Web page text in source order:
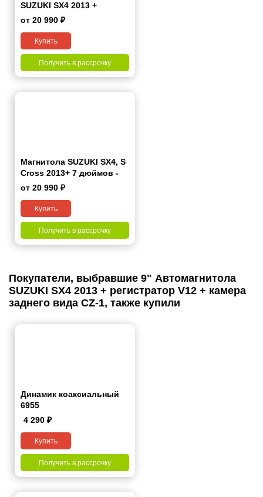
SUZUKI SX4 2013 +
регистратор V12 + камера
2/32 Гб Pro
от 20 990 ₽
Купить
Получить в рассрочку
Магнитола SUZUKI SX4, S
Cross 2013+ 7 дюймов -
10.1 2/32 Гб Pro
от 20 990 ₽
Купить
Получить в рассрочку
Покупатели, выбравшие 9" Автомагнитола
SUZUKI SX4 2013 + регистратор V12 + камера
заднего вида CZ-1, также купили
Динамик коаксиальный
6955
4 290 ₽
Купить
Получить в рассрочку